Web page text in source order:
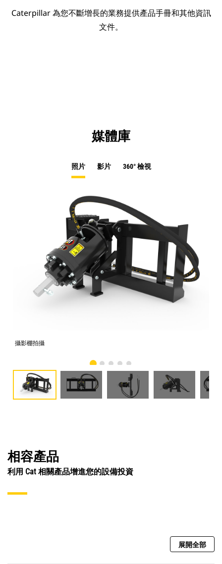
Caterpillar 為您不斷增長的業務提供產品手冊和其他資訊
文件。
媒體庫
照片 影片 360° 檢視
攝影棚拍攝
相容產品
利用 Cat 相關產品增進您的設備投資
展開全部